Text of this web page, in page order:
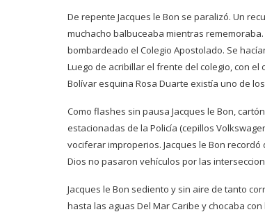
De repente Jacques le Bon se paralizó. Un
muchacho balbuceaba mientras
bombardeado el Colegio Apostolado. Se
Luego de acribillar el frente del colegio, con
Bolívar esquina Rosa Duarte existía uno de
Como flashes sin pausa Jacques le Bon,
estacionadas de la Policía (cepillos
vociferar improperios. Jacques le Bon
Dios no pasaron vehículos por las
Jacques le Bon sediento y sin aire de tanto
hasta las aguas Del Mar Caribe y chocaba